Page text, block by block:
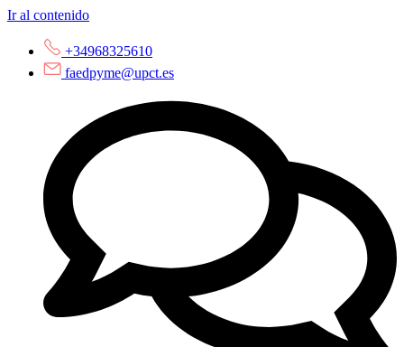
Ir al contenido
+34968325610
faedpyme@upct.es